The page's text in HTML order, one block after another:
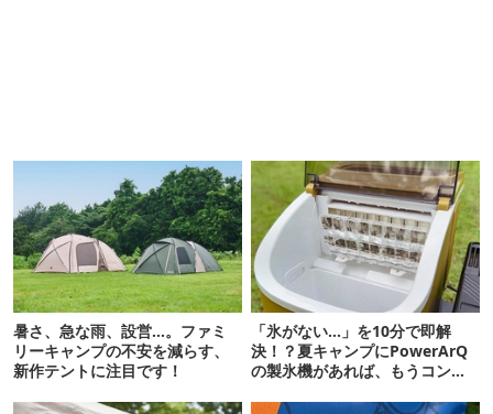
暑さ、急な雨、設営…。ファミ
リーキャンプの不安を減らす、
新作テントに注目です！
「氷がない…」を10分で即解
決！？夏キャンプにPowerArQ
の製氷機があれば、もうコンビ